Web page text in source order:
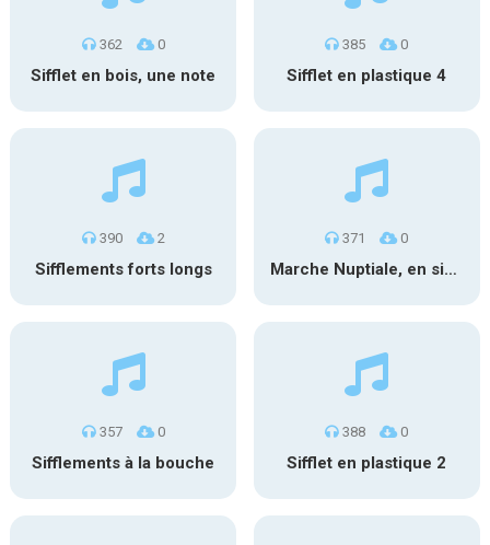
362 0
Sifflet en bois, une note
385 0
Sifflet en plastique 4
390 2
Sifflements forts longs
371 0
Marche Nuptiale, en sifflant 2
357 0
Sifflements à la bouche
388 0
Sifflet en plastique 2